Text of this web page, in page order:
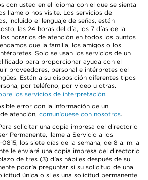
con usted en el idioma con el que se sienta
llame o nos visite. Los servicios de
incluido el lenguaje de señas, están
las 24 horas del día, los 7 días de la
horarios de atención en todos los puntos
que la familia, los amigos o los
Solo se usan los servicios de un
para proporcionar ayuda con el
proveedores, personal e intérpretes del
Están a su disposición diferentes tipos
por teléfono, por video u otras.
los servicios de interpretación.
error con la información de un
atención, comuníquese con nosotros.
solicitar una copia impresa del directorio
Permanente, llame a Servicio a los
los siete días de la semana, de 8 a. m. a
le enviará una copia impresa del directorio
de tres (3) días hábiles después de su
podría preguntar si su solicitud de una
única o si es una solicitud permanente